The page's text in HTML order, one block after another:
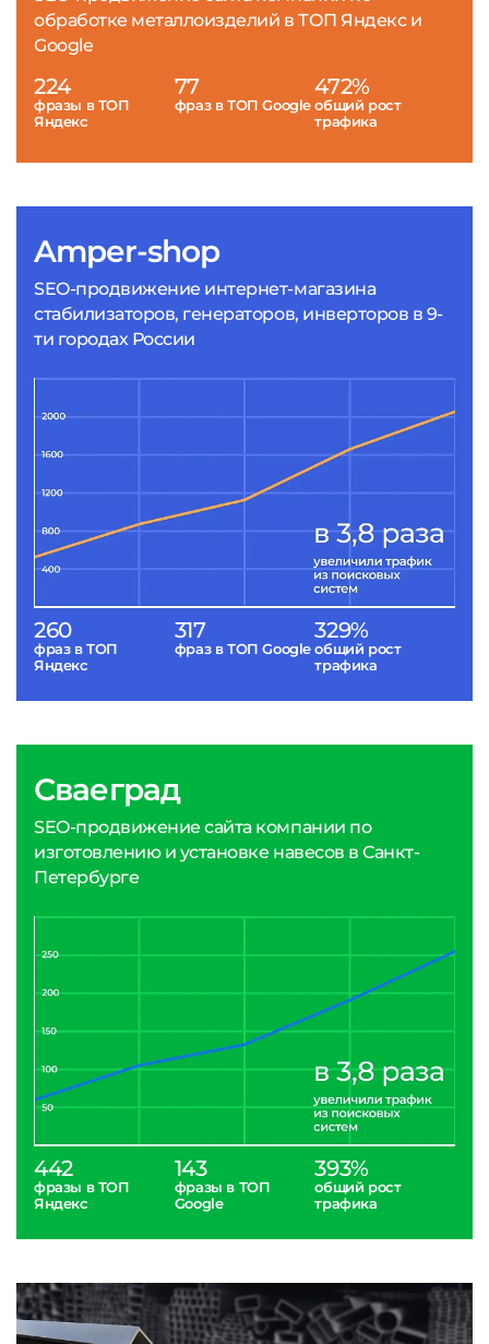
Amper-shop
SEO-продвижение интернет-магазина
стабилизаторов, генераторов, инверторов в 9-
ти городах России
260
фраз в ТОП
Яндекс
317
фраз в ТОП Google
329%
общий рост
трафика
обработке металлоизделий в ТОП Яндекс и
Google
224
фразы в ТОП
Яндекс
77
фраз в ТОП Google
472%
общий рост
трафика
Сваеград
SEO-продвижение сайта компании по
изготовлению и установке навесов в Санкт-
Петербурге
442
фразы в ТОП
Яндекс
143
фразы в ТОП
Google
393%
общий рост
трафика